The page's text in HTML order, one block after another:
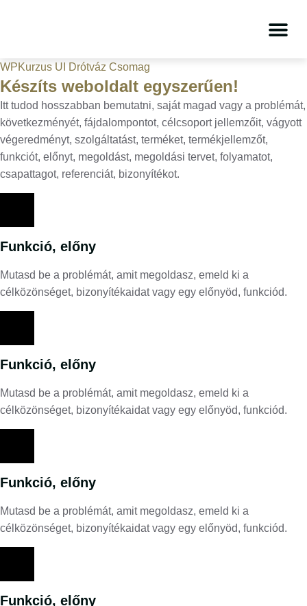
WPKurzus UI Drótváz Csomag
Készíts weboldalt egyszerűen!
Itt tudod hosszabban bemutatni, saját magad vagy a problémát,
következményét, fájdalompontot, célcsoport jellemzőit, vágyott
végeredményt, szolgáltatást, terméket, termékjellemzőt,
funkciót, előnyt, megoldást, megoldási tervet, folyamatot,
csapattagot, referenciát, bizonyítékot.
Funkció, előny
Mutasd be a problémát, amit megoldasz, emeld ki a
célközönséget, bizonyítékaidat vagy egy előnyöd, funkciód.
Funkció, előny
Mutasd be a problémát, amit megoldasz, emeld ki a
célközönséget, bizonyítékaidat vagy egy előnyöd, funkciód.
Funkció, előny
Mutasd be a problémát, amit megoldasz, emeld ki a
célközönséget, bizonyítékaidat vagy egy előnyöd, funkciód.
Funkció, előny